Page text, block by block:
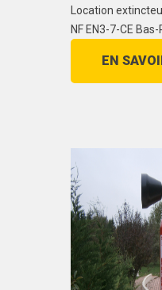
Location
NF EN3-7-CE Bas-
EN